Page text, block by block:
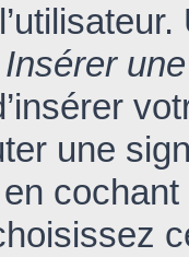
Insérer
une